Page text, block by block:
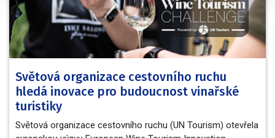
Světová organizace cestovního ruchu
hledá inovace pro budoucnost vinařské
turistiky
Světová organizace cestovního ruchu (UN Tourism) otevřela